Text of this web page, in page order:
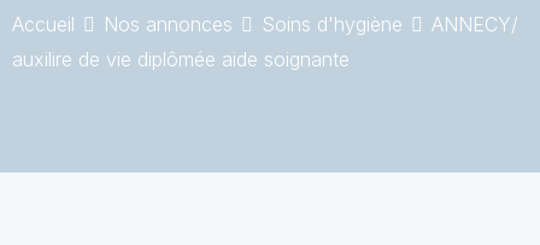
Accueil Nos annonces Soins d'hygiène
ANNECY/
auxilire de vie diplômée aide soignante